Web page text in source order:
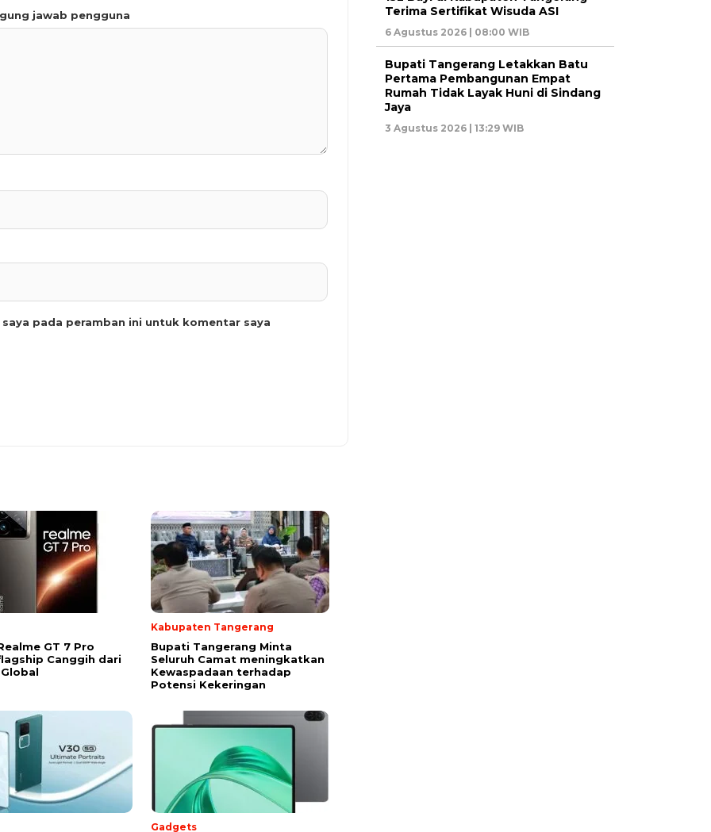
jawab pengguna
pada peramban ini untuk komentar saya
GT 7 Pro
Canggih dari
Kabupaten Tangerang
Bupati Tangerang Minta
Seluruh Camat meningkatkan
Kewaspadaan terhadap
Potensi Kekeringan
Gadgets
Terima Sertifikat Wisuda ASI
6 Agustus 2026 | 08:00 WIB
Bupati Tangerang Letakkan Batu
Pertama Pembangunan Empat
Rumah Tidak Layak Huni di Sindang
Jaya
3 Agustus 2026 | 13:29 WIB